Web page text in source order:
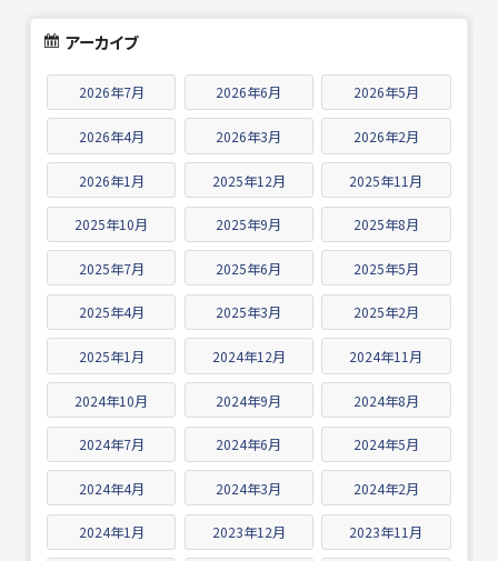
アーカイブ
2026年7月 2026年6月 2026年5月
2026年4月 2026年3月 2026年2月
2026年1月 2025年12月 2025年11月
2025年10月 2025年9月 2025年8月
2025年7月 2025年6月 2025年5月
2025年4月 2025年3月 2025年2月
2025年1月 2024年12月 2024年11月
2024年10月 2024年9月 2024年8月
2024年7月 2024年6月 2024年5月
2024年4月 2024年3月 2024年2月
2024年1月 2023年12月 2023年11月